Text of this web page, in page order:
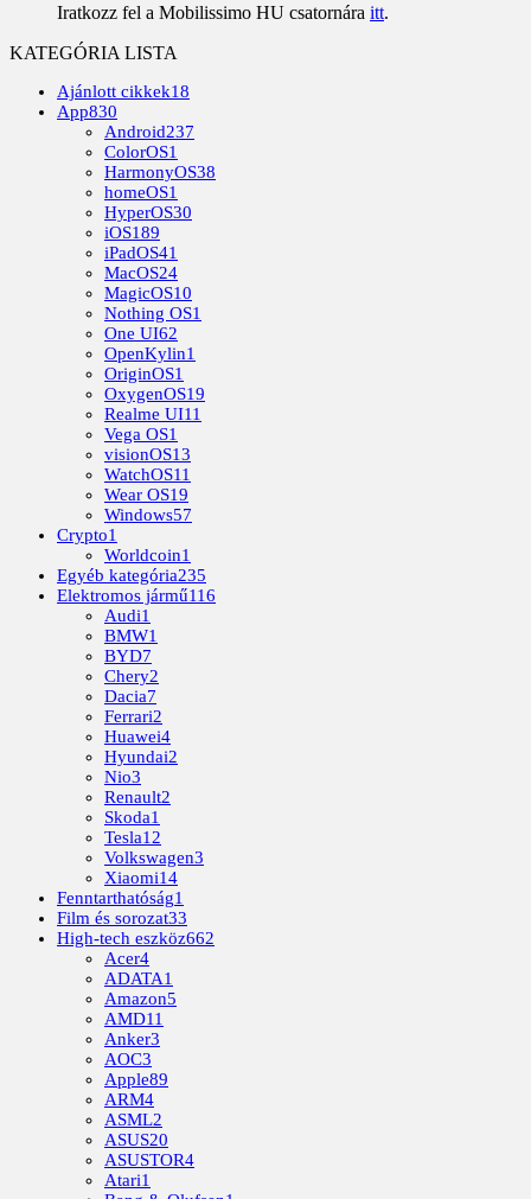
Iratkozz fel a Mobilissimo HU csatornára itt.
KATEGÓRIA LISTA
Ajánlott cikkek18
App830
Android237
ColorOS1
HarmonyOS38
homeOS1
HyperOS30
iOS189
iPadOS41
MacOS24
MagicOS10
Nothing OS1
One UI62
OpenKylin1
OriginOS1
OxygenOS19
Realme UI11
Vega OS1
visionOS13
WatchOS11
Wear OS19
Windows57
Crypto1
Worldcoin1
Egyéb kategória235
Elektromos jármű116
Audi1
BMW1
BYD7
Chery2
Dacia7
Ferrari2
Huawei4
Hyundai2
Nio3
Renault2
Skoda1
Tesla12
Volkswagen3
Xiaomi14
Fenntarthatóság1
Film és sorozat33
High-tech eszköz662
Acer4
ADATA1
Amazon5
AMD11
Anker3
AOC3
Apple89
ARM4
ASML2
ASUS20
ASUSTOR4
Atari1